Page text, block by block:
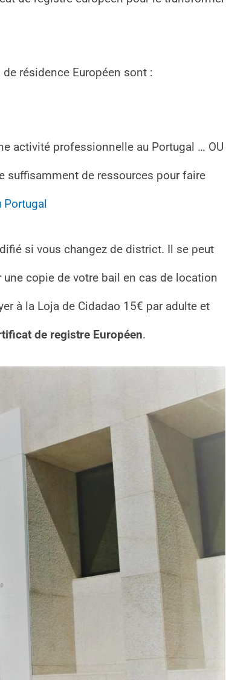
résidence Européen sont :
activité professionnelle au Portugal … OU
suffisamment de ressources pour faire
Portugal
si vous changez de district. Il se peut
copie de votre bail en cas de location
à la Loja de Cidadao 15€ par adulte et
de registre Européen.